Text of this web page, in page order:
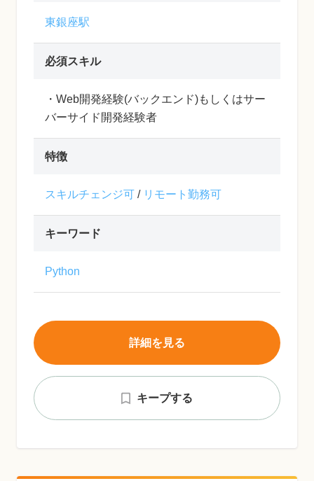
東銀座駅
必須スキル
・Web開発経験(バックエンド)もしくはサー
バーサイド開発経験者
特徴
スキルチェンジ可 / リモート勤務可
キーワード
Python
キープする
詳細を見る